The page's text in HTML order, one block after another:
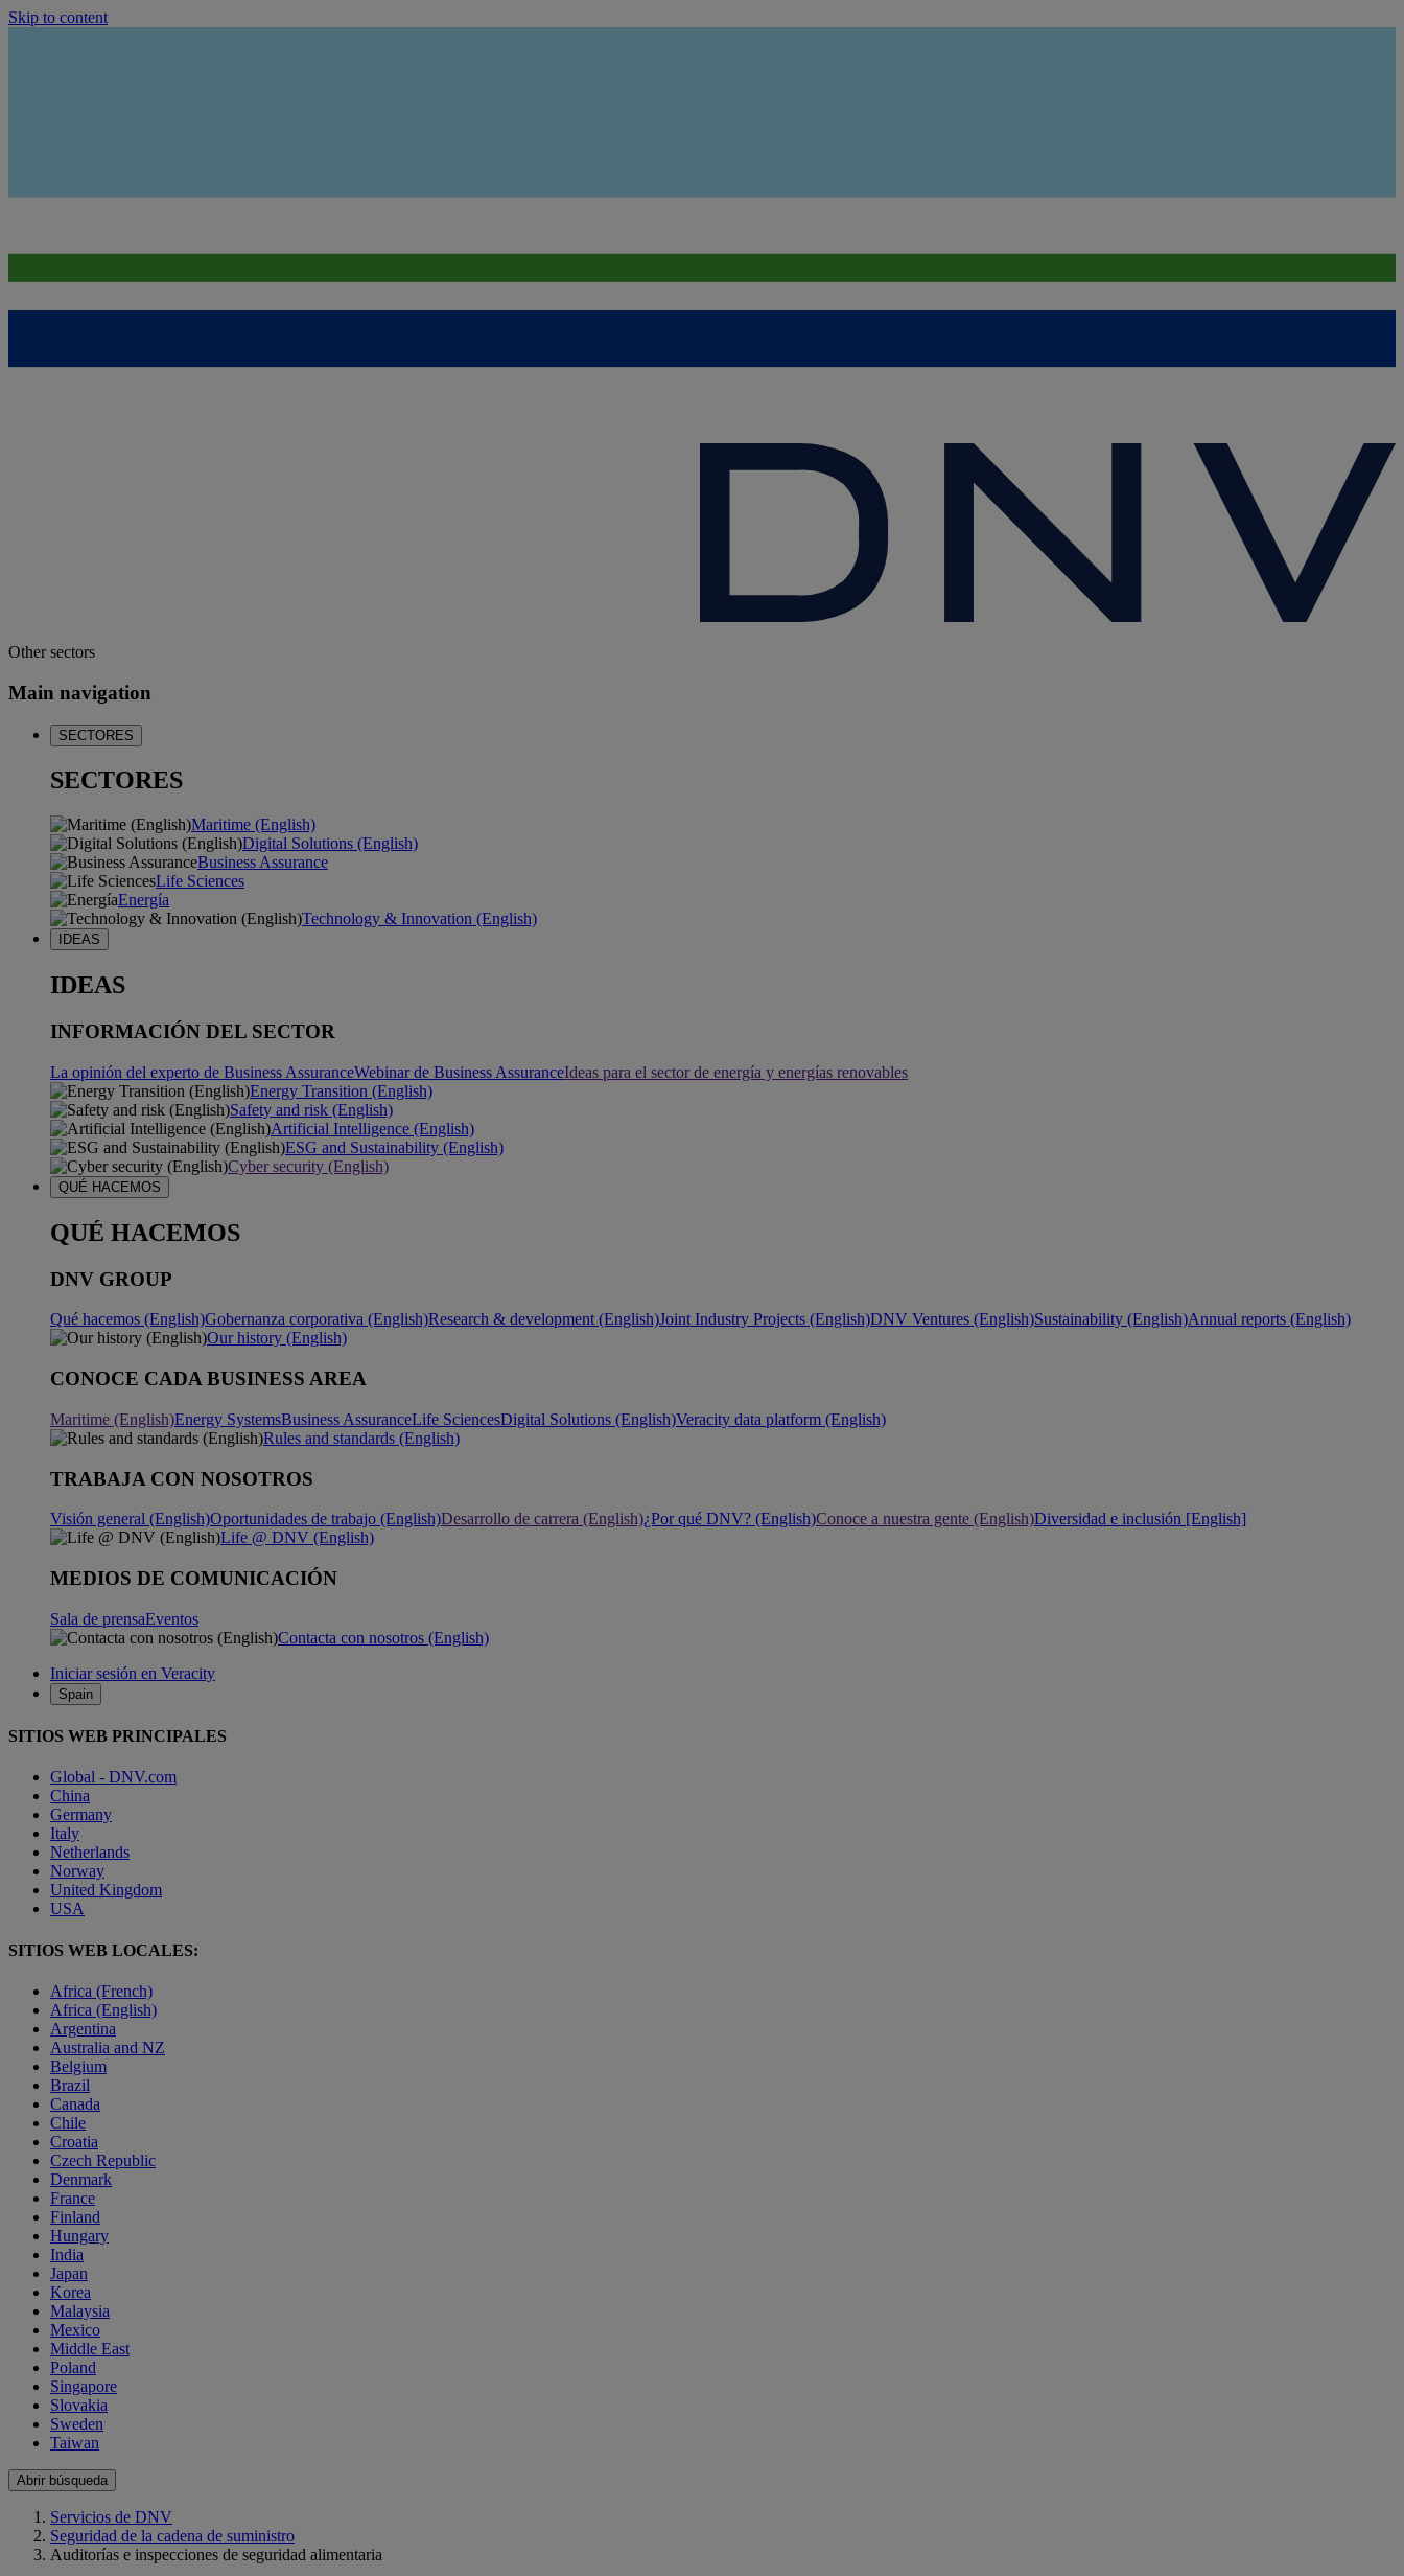
Skip to content
Other sectors
Main navigation
SECTORES
SECTORES
Maritime (English)
Digital Solutions (English)
Business Assurance
Life Sciences
Energía
Technology & Innovation (English)
IDEAS
IDEAS
INFORMACIÓN DEL SECTOR
La opinión del experto de Business AssuranceWebinar de Business AssuranceIdeas para el sector de energía y energías renovables
Energy Transition (English)
Safety and risk (English)
Artificial Intelligence (English)
ESG and Sustainability (English)
Cyber security (English)
QUÉ HACEMOS
QUÉ HACEMOS
DNV GROUP
Qué hacemos (English)Gobernanza corporativa (English)Research & development (English)Joint Industry Projects (English)DNV Ventures (English)Sustainability (English)Annual reports (English)
Our history (English)
CONOCE CADA BUSINESS AREA
Maritime (English)Energy SystemsBusiness AssuranceLife SciencesDigital Solutions (English)Veracity data platform (English)
Rules and standards (English)
TRABAJA CON NOSOTROS
Visión general (English)Oportunidades de trabajo (English)Desarrollo de carrera (English)¿Por qué DNV? (English)Conoce a nuestra gente (English)Diversidad e inclusión [English]
Life @ DNV (English)
MEDIOS DE COMUNICACIÓN
Sala de prensaEventos
Contacta con nosotros (English)
Iniciar sesión en Veracity
Spain
SITIOS WEB PRINCIPALES
Global - DNV.com
China
Germany
Italy
Netherlands
Norway
United Kingdom
USA
SITIOS WEB LOCALES:
Africa (French)
Africa (English)
Argentina
Australia and NZ
Belgium
Brazil
Canada
Chile
Croatia
Czech Republic
Denmark
France
Finland
Hungary
India
Japan
Korea
Malaysia
Mexico
Middle East
Poland
Singapore
Slovakia
Sweden
Taiwan
Abrir búsqueda
Servicios de DNV
Seguridad de la cadena de suministro
Auditorías e inspecciones de seguridad alimentaria